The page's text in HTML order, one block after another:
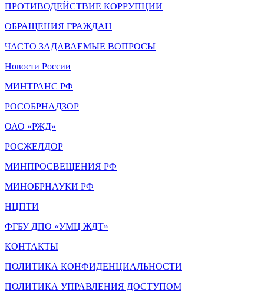
ПРОТИВОДЕЙСТВИЕ КОРРУПЦИИ
ОБРАЩЕНИЯ ГРАЖДАН
ЧАСТО ЗАДАВАЕМЫЕ ВОПРОСЫ
Новости России
МИНТРАНС РФ
РОСОБРНАДЗОР
ОАО «РЖД»
РОСЖЕЛДОР
МИНПРОСВЕЩЕНИЯ РФ
МИНОБРНАУКИ РФ
НЦПТИ
ФГБУ ДПО «УМЦ ЖДТ»
КОНТАКТЫ
ПОЛИТИКА КОНФИДЕНЦИАЛЬНОСТИ
ПОЛИТИКА УПРАВЛЕНИЯ ДОСТУПОМ